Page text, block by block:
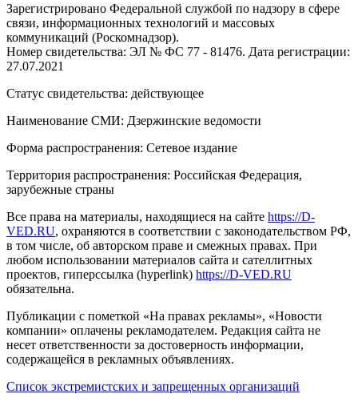
Зарегистрировано Федеральной службой по надзору в сфере
связи, информационных технологий и массовых
коммуникаций (Роскомнадзор).
Номер свидетельства: ЭЛ № ФС 77 - 81476. Дата регистрации:
27.07.2021
Статус свидетельства: действующее
Наименование СМИ: Дзержинские ведомости
Форма распространения: Сетевое издание
Территория распространения: Российская Федерация,
зарубежные страны
Все права на материалы, находящиеся на сайте https://D-
VED.RU, охраняются в соответствии с законодательством РФ,
в том числе, об авторском праве и смежных правах. При
любом использовании материалов сайта и сателлитных
проектов, гиперссылка (hyperlink) https://D-VED.RU
обязательна.
Публикации с пометкой «На правах рекламы», «Новости
компании» оплачены рекламодателем. Редакция сайта не
несет ответственности за достоверность информации,
содержащейся в рекламных объявлениях.
Список экстремистских и запрещенных организаций